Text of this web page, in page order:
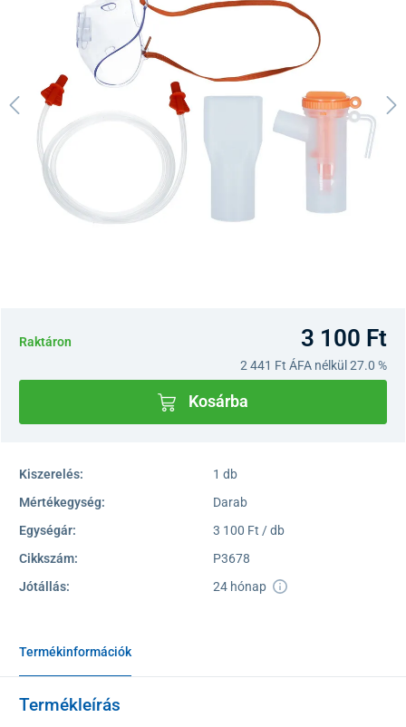
Raktáron 3 100 Ft
2 441 Ft ÁFA nélkül 27.0 %
Kosárba
Kiszerelés:
1 db
Mértékegység:
Darab
Egységár:
3 100 Ft / db
Cikkszám:
P3678
Jótállás:
24 hónap
Termékinformációk
Termékleírás